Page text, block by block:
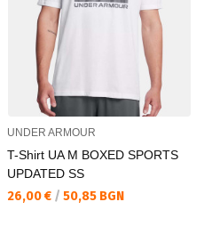
UNDER ARMOUR
T-Shirt UA M BOXED SPORTS
UPDATED SS
Текуща цена:
26,00 € / 50,85 BGN